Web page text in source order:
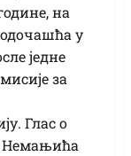
на
у
једне
за
Глас о
Немањића